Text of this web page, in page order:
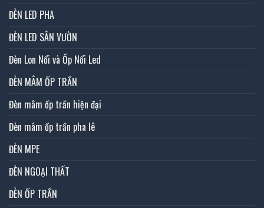
ĐÈN LED PHA
ĐÈN LED SÂN VƯỜN
Đèn Lon Nổi và Ốp Nổi Led
ĐÈN MÂM ỐP TRẦN
Đèn mâm ốp trần hiện đại
Đèn mâm ốp trần pha lê
ĐÈN MPE
ĐÈN NGOẠI THẤT
ĐÈN ỐP TRẦN